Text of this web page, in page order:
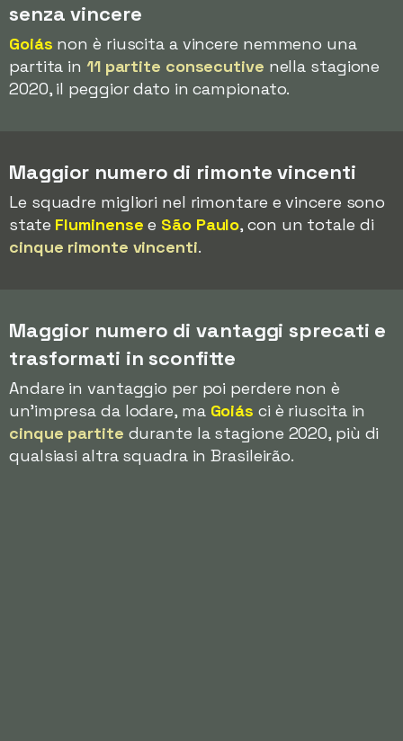
senza vincere
Goiás non è riuscita a vincere nemmeno una
partita in 11 partite consecutive nella stagione
2020, il peggior dato in campionato.
Maggior numero di rimonte vincenti
Le squadre migliori nel rimontare e vincere sono
state Fluminense e São Paulo, con un totale di
cinque rimonte vincenti.
Maggior numero di vantaggi sprecati e
trasformati in sconfitte
Andare in vantaggio per poi perdere non è
un'impresa da lodare, ma Goiás ci è riuscita in
cinque partite durante la stagione 2020, più di
qualsiasi altra squadra in Brasileirão.